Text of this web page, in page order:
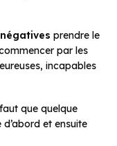
prendre le
par les
incapables
que quelque
et ensuite